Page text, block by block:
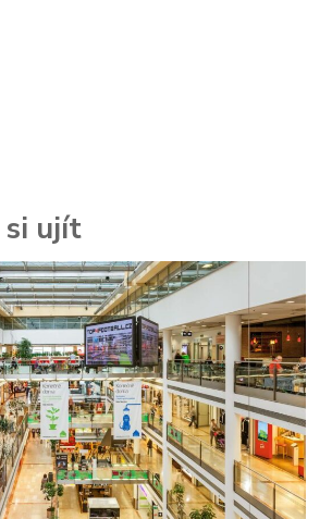
si ujít